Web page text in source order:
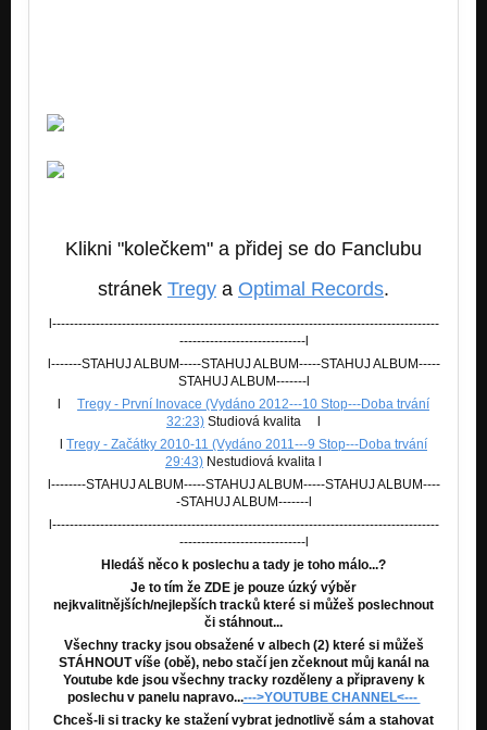
Klikni "kolečkem" a přidej se do Fanclubu
stránek Tregy a Optimal Records.
l-----------------------------------------------------------------------------------------
-----------------------------l
l-------STAHUJ ALBUM-----STAHUJ ALBUM-----STAHUJ ALBUM-----
STAHUJ ALBUM-------l
l Tregy - První Inovace (Vydáno 2012---10 Stop---Doba trvání
32:23) Studiová kvalita l
l Tregy - Začátky 2010-11 (Vydáno 2011---9 Stop---Doba trvání
29:43) Nestudiová kvalita l
l--------STAHUJ ALBUM-----STAHUJ ALBUM-----STAHUJ ALBUM----
-STAHUJ ALBUM-------l
l-----------------------------------------------------------------------------------------
-----------------------------l
Hledáš něco k poslechu a tady je toho málo...?
Je to tím že ZDE je pouze úzký výběr
nejkvalitnějších/nejlepších tracků které si můžeš poslechnout
či stáhnout...
Všechny tracky jsou obsažené v albech (2) které si můžeš
STÁHNOUT víše (obě), nebo stačí jen zčeknout můj kanál na
Youtube kde jsou všechny tracky rozděleny a připraveny k
poslechu v panelu napravo...--->YOUTUBE CHANNEL<---
Chceš-li si tracky ke stažení vybrat jednotlivě sám a stahovat